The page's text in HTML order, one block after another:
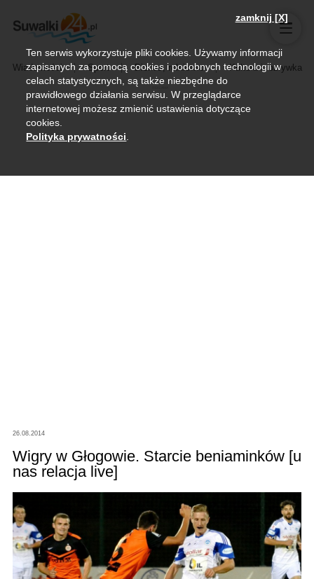
Wiadomości Sport Biznes, rolnictwo Kultura i rozrywka
26.08.2014
Wigry w Głogowie. Starcie beniaminków [u
nas relacja live]
zamknij [X]
Ten serwis wykorzystuje pliki cookies. Używamy informacji
zapisanych za pomocą cookies i podobnych technologii w
celach statystycznych, są także niezbędne do
prawidłowego działania serwisu. W przeglądarce
internetowej możesz zmienić ustawienia dotyczące
cookies.
Polityka prywatności